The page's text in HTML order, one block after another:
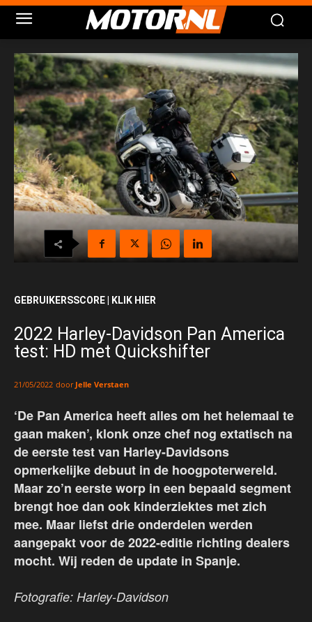
GEBRUIKERSSCORE | KLIK HIER
2022 Harley-Davidson Pan America
test: HD met Quickshifter
21/05/2022 door Jelle Verstaen
‘De Pan America heeft alles om het helemaal te
gaan maken’, klonk onze chef nog extatisch na
de eerste test van Harley-Davidsons
opmerkelijke debuut in de hoogpoterwereld.
Maar zo’n eerste worp in een bepaald segment
brengt hoe dan ook kinderziektes met zich
mee. Maar liefst drie onderdelen werden
aangepakt voor de 2022-editie richting dealers
mocht. Wij reden de update in Spanje.
Fotografie: Harley-Davidson